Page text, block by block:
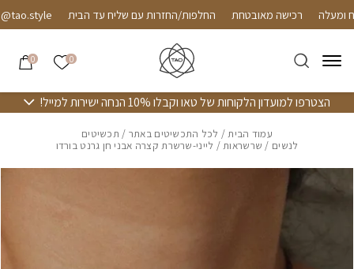
Skip to Contentרכישה מאובטחת החלפות/החזרות עם שליח עד הבית
0 הרשימה
0
הצטרפו למועדון הלקוחות של טאו וקבלו 10% הנחה ישירות למייל!
עמוד הבית/ לכל התכשיטים באתר / תכשיטים
לנשים / שרשראות/ לייני-שרשרת קצרה אבני חן גרנט בורדו
בחזרה למעלה